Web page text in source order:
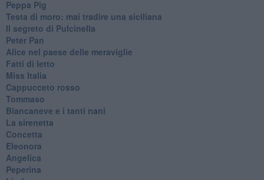
Peppa Pig
Testa di moro: mai tradire una siciliana
Il segreto di Pulcinella
Peter Pan
Alice nel paese delle meraviglie
Fatti di letto
Miss Italia
Cappucceto rosso
Tommaso
Biancaneve e i tanti nani
La sirenetta
Concetta
Eleonora
Angelica
Peperina